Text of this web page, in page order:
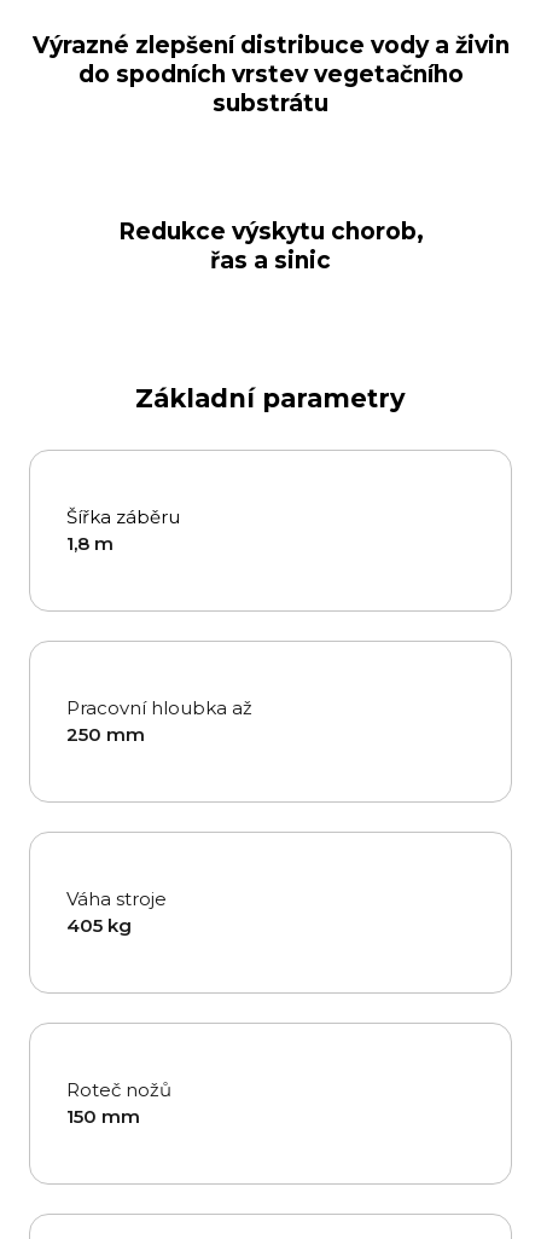
Výrazné zlepšení distribuce vody a živin
do spodních vrstev vegetačního
substrátu
Redukce výskytu chorob,
řas a sinic
Základní parametry
Šířka záběru
1,8 m
Pracovní hloubka až
250 mm
Váha stroje
405 kg
Roteč nožů
150 mm